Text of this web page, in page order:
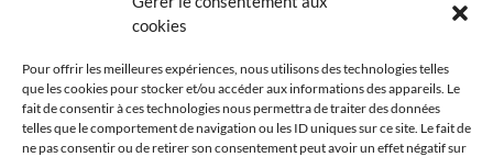
cookies
Pour offrir les meilleures expériences, nous utilisons des technologies telles
que les cookies pour stocker et/ou accéder aux informations des appareils. Le
fait de consentir à ces technologies nous permettra de traiter des données
telles que le comportement de navigation ou les ID uniques sur ce site. Le fait de
ne pas consentir ou de retirer son consentement peut avoir un effet négatif sur